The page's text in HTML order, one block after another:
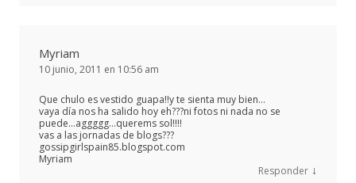
Myriam
10 junio, 2011 en 10:56 am
Que chulo es vestido guapa!!y te sienta muy bien…
vaya día nos ha salido hoy eh???ni fotos ni nada no se
puede…aggggg…querems sol!!!!
vas a las jornadas de blogs???
gossipgirlspain85.blogspot.com
Myriam
Responder ↓